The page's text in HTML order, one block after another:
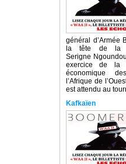
général d’Armée
la tête de la
Serigne
exercice de la
économique
l’Afrique de
est attendu au
Kafkaïen